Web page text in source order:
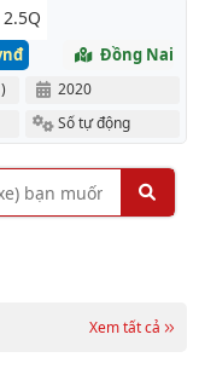
2.5Q
Đồng Nai
2020
Số tự động
Xem tất cả